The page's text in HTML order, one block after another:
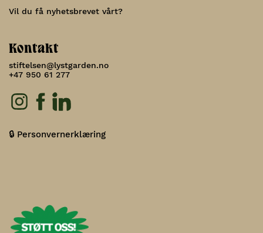
Vil du få nyhetsbrevet vårt?
Kontakt
stiftelsen@lystgarden.no
+47 950 61 277
🔒 Personvernerklæring